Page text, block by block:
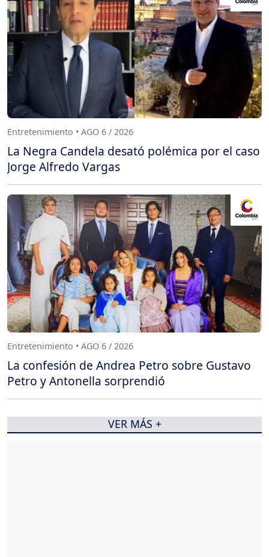
Entretenimiento • AGO 6 / 2026
La Negra Candela desató polémica por el caso
Jorge Alfredo Vargas
Entretenimiento • AGO 6 / 2026
La confesión de Andrea Petro sobre Gustavo
Petro y Antonella sorprendió
VER MÁS +